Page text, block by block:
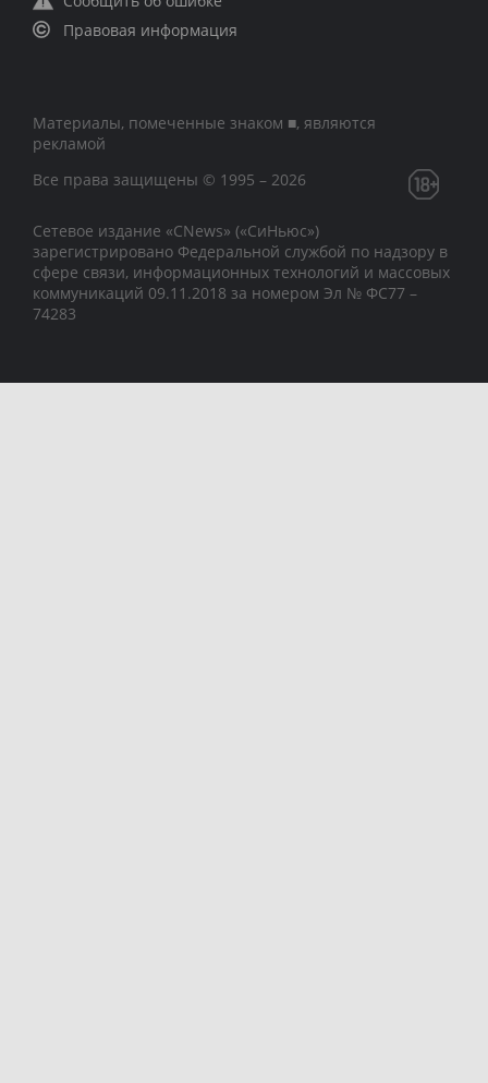
Правовая информация
Материалы, помеченные знаком ■, являются
рекламой
Все права защищены © 1995 – 2026
Сетевое издание «CNews» («СиНьюс»)
зарегистрировано Федеральной службой по надзору в
сфере связи, информационных технологий и массовых
коммуникаций 09.11.2018 за номером Эл № ФС77 –
74283